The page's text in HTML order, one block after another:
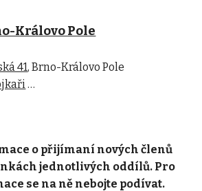
Královo Pole
41, Brno-Královo Pole
…
o přijímaní nových členů
jednotlivých oddílů. Pro
se na ně nebojte podívat.